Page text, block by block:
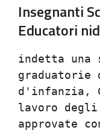
Insegnanti
Educatori
indetta
lavoro
approvate